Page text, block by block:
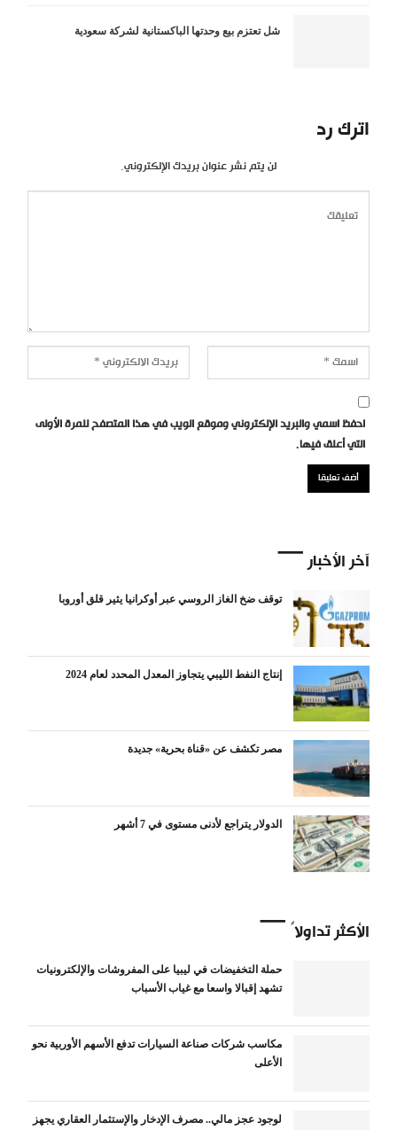
شل تعتزم بيع وحدتها الباكستانية لشركة سعودية
اترك رد
لن يتم نشر عنوان بريدك الإلكتروني.
احفظ اسمي والبريد الإلكتروني وموقع الويب في هذا المتصفح للمرة الأولى
التي أعلق فيها.
آخر الأخبار
توقف ضخ الغاز الروسي عبر أوكرانيا يثير قلق أوروبا
إنتاج النفط الليبي يتجاوز المعدل المحدد لعام 2024
مصر تكشف عن «قناة بحرية» جديدة
الدولار يتراجع لأدنى مستوى في 7 أشهر
الأكثر تداولاً
حملة التخفيضات في ليبيا على المفروشات والإلكترونيات
تشهد إقبالا واسعا مع غياب الأسباب
مكاسب شركات صناعة السيارات تدفع الأسهم الأوربية نحو
الأعلى
لوجود عجز مالي.. مصرف الإدخار والإستثمار العقاري يجهز